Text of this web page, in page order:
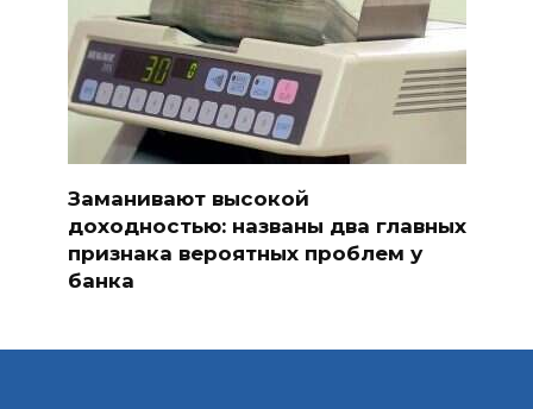
Заманивают высокой
доходностью: названы два главных
признака вероятных проблем у
банка